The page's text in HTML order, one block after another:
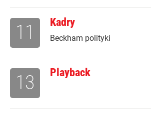
Kadry
Beckham polityki
11
Playback
13